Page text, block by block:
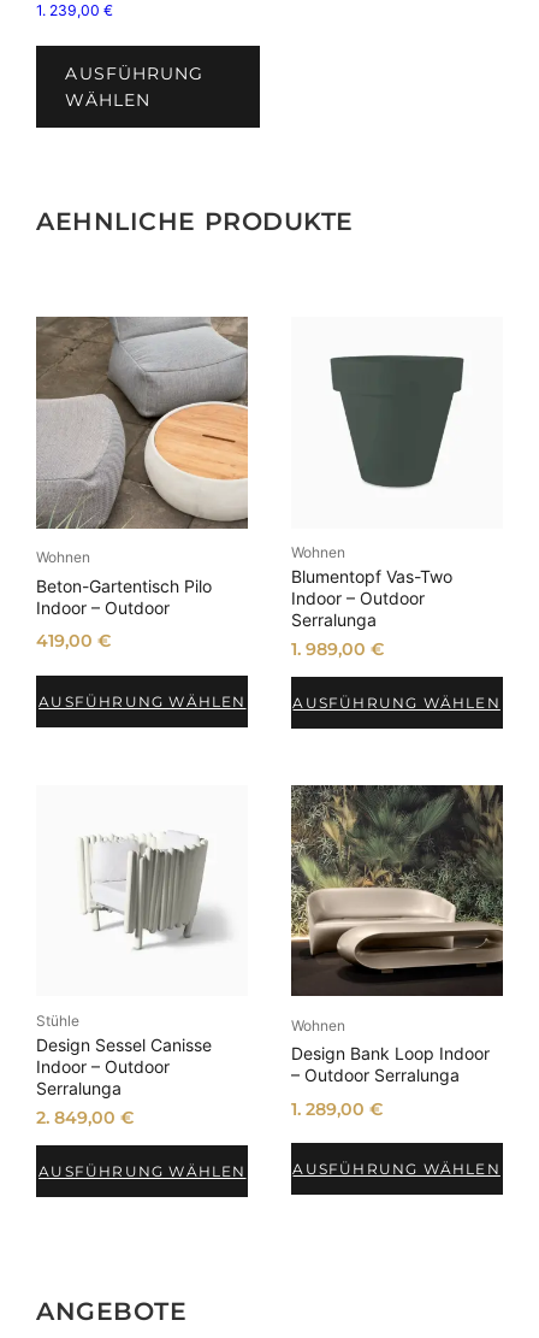
1. 239,00€
AUSFÜHRUNG
WÄHLEN
Optionen
AEHNLICHE PRODUKTE
Wohnen
Beton-Gartentisch Pilo
Indoor – Outdoor
419,00€
AUSFÜHRUNG WÄHLEN
Wohnen
Blumentopf Vas-Two
Indoor – Outdoor
Serralunga
1. 989,00 €
AUSFÜHRUNG WÄHLEN
Stühle
Design Sessel Canisse
Indoor – Outdoor
Serralunga
2. 849,00€
AUSFÜHRUNG WÄHLEN
Wohnen
Design Bank Loop Indoor
– Outdoor Serralunga
1. 289,00 €
AUSFÜHRUNG WÄHLEN
ANGEBOTE